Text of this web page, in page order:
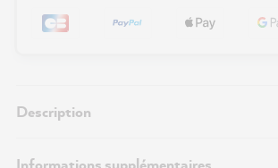
Description